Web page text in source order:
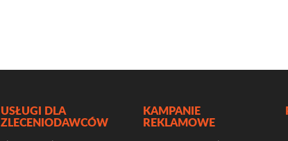
USŁUGI DLA
ZLECENIODAWCÓW
KAMPANIE
REKLAMOWE